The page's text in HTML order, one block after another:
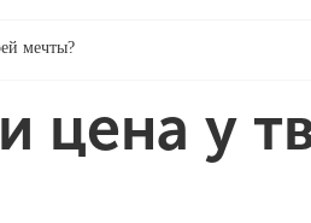
мечты?
цена у